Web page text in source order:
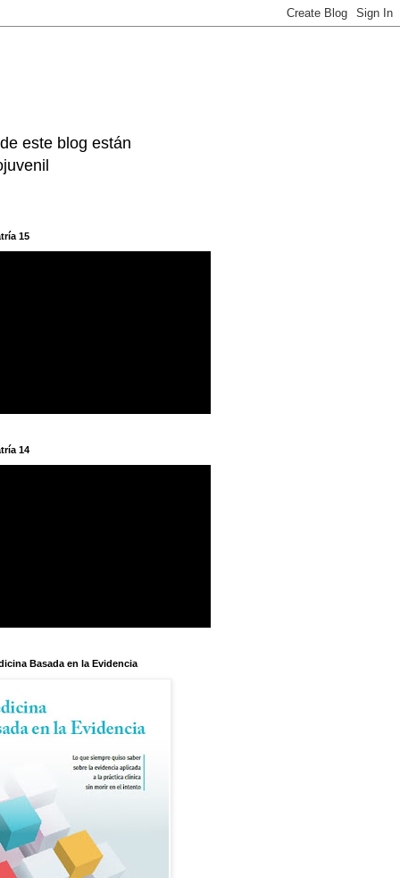
este blog están
15
14
Basada en la Evidencia